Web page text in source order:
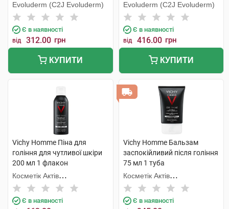
Evoluderm (C2J Evoluderm)
Є в наявності
від 312.00 грн
КУПИТИ
Evoluderm (C2J Evoluderm)
Є в наявності
від 416.00 грн
КУПИТИ
Vichy Homme Піна для
гоління для чутливої шкіри
200 мл 1 флакон
Косметік Актів
Інтернаціональ
Є в наявності
Vichy Homme Бальзам
заспокійливий після гоління
75 мл 1 туба
Косметік Актів
Інтернаціональ
Є в наявності